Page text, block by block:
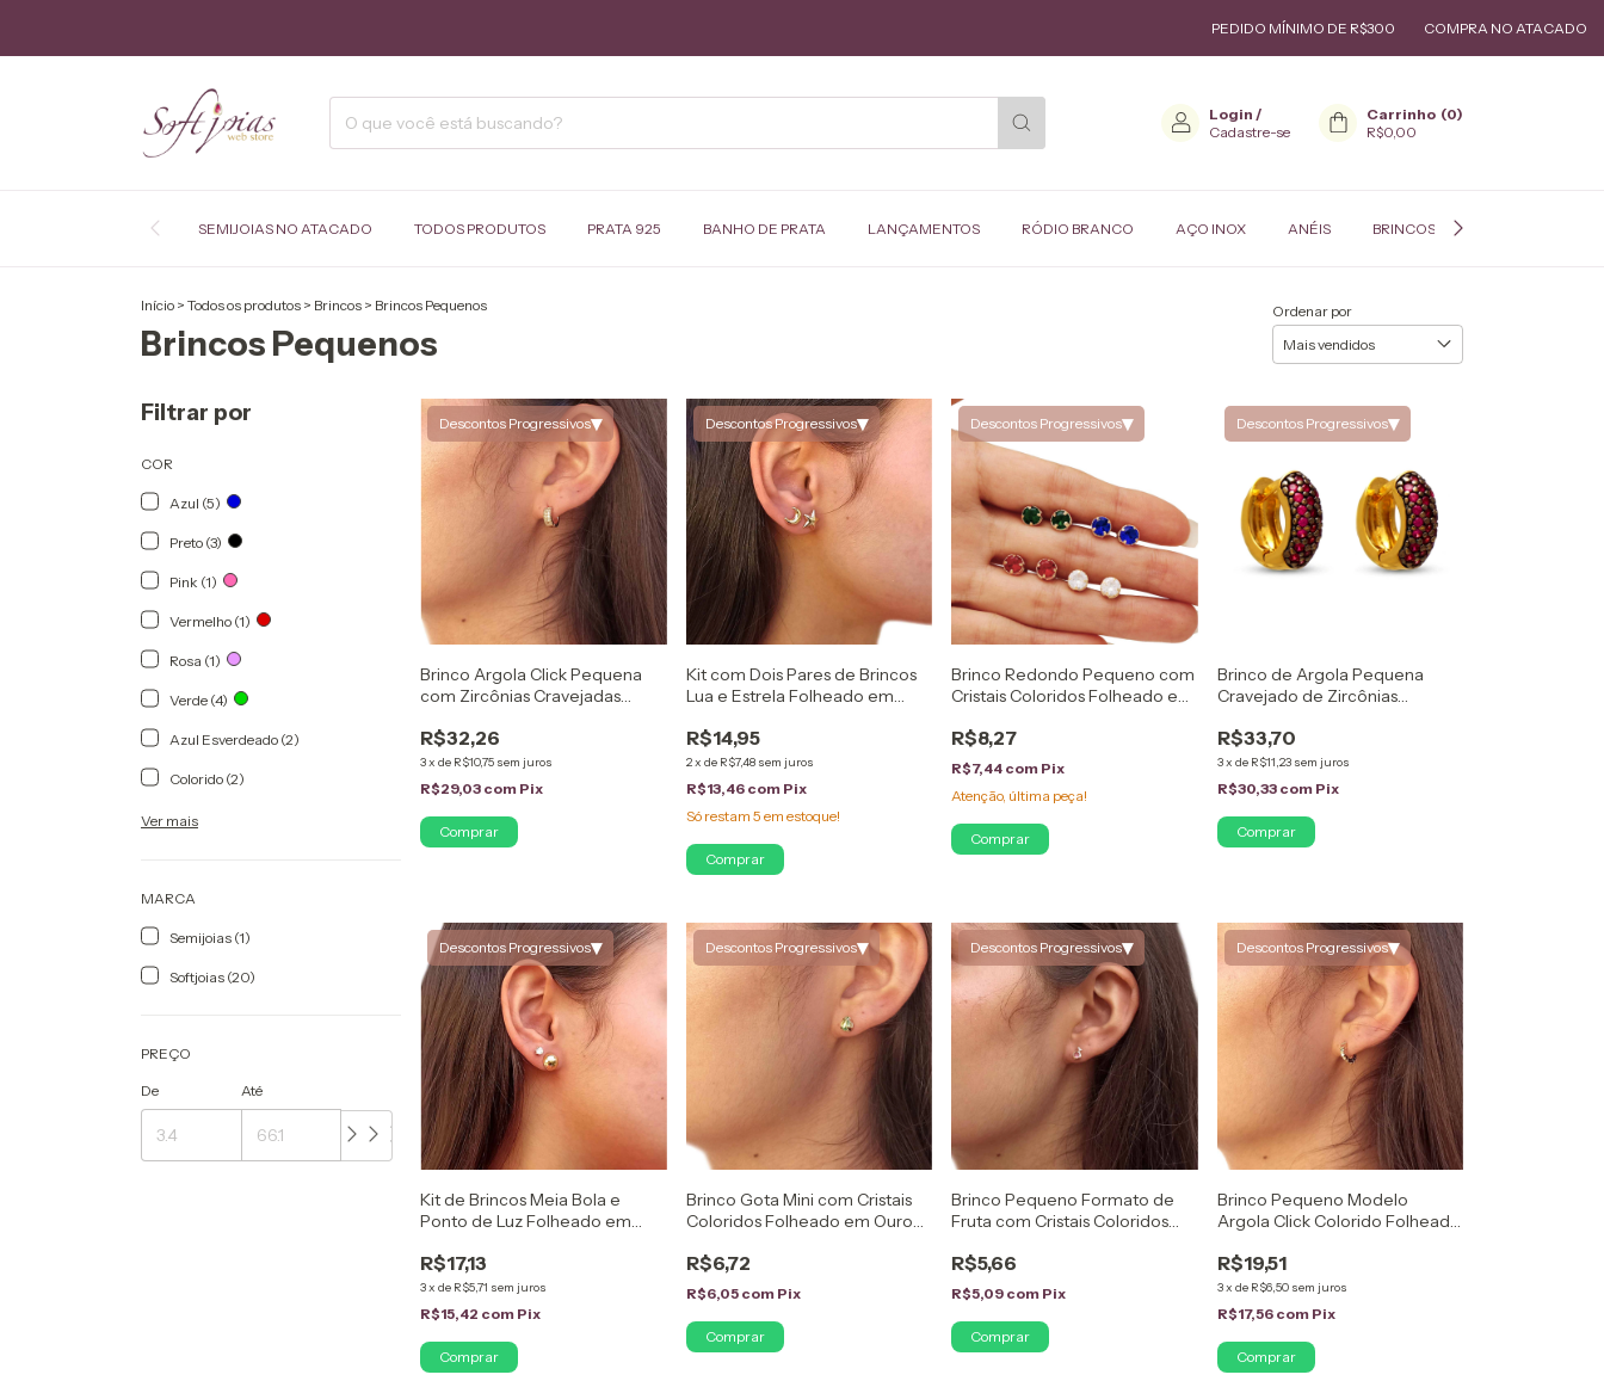
PEDIDO MÍNIMO DE R$300 COMPRA NO ATACADO GARANTIA
Login /
Cadastre-se
Carrinho (0)
R$0,00
SEMIJOIAS NO ATACADO TODOS PRODUTOS PRATA 925 BANHO DE PRATA LANÇAMENTOS RÓDIO BRANCO AÇO INOX ANÉIS BRINCOS
Início > Todos os produtos > Brincos > Brincos Pequenos
Brincos Pequenos
Ordenar por
Filtrar por
COR
Azul (5)
Preto (3)
Pink (1)
Vermelho (1)
Rosa (1)
Verde (4)
Azul Esverdeado (2)
Colorido (2)
Ver mais
MARCA
Semijoias (1)
Softjoias (20)
PREÇO
De Até
Descontos Progressivos▾
Brinco Argola Click Pequena
com Zircônias Cravejadas
R$32,26
3xde R$10,75 sem juros
R$29,03 com Pix
Descontos Progressivos▾
Kit com Dois Pares de Brincos
Lua e Estrela Folheado em
R$14,95
2x de R$7,48 sem juros
R$13,46 com Pix
Só restam 5 em estoque!
Descontos Progressivos▾
Brinco Redondo Pequeno com
Cristais Coloridos Folheado em
R$8,27
R$7,44 com Pix
Atenção, última peça!
Comprar
Descontos Progressivos▾
Brinco de Argola Pequena
Cravejado de Zircônias
R$33,70
3x de R$11,23 sem juros
R$30,33 com Pix
Comprar
Descontos Progressivos▾
Kit de Brincos Meia Bola e
Ponto de Luz Folheado em
R$17,13
3xde R$5,71 sem juros
R$15,42 com Pix
Descontos Progressivos▾
Brinco Gota Mini com Cristais
Coloridos Folheado em Ouro
R$6,72
R$6,05 com Pix
Comprar
Descontos Progressivos▾
Brinco Pequeno Formato de
Fruta com Cristais Coloridos
R$5,66
R$5,09 com Pix
Comprar
Descontos Progressivos▾
Brinco Pequeno Modelo
Argola Click Colorido Folheado
R$19,51
3x de R$6,50 sem juros
R$17,56 com Pix